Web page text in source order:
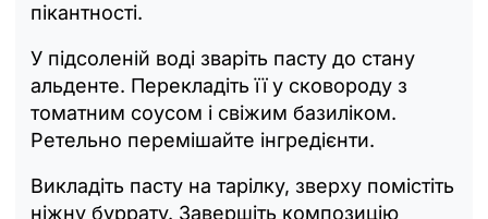
пікантності.
У підсоленій воді зваріть пасту до стану
альденте. Перекладіть її у сковороду з
томатним соусом і свіжим базиліком.
Ретельно перемішайте інгредієнти.
Викладіть пасту на тарілку, зверху помістіть
ніжну буррату. Завершіть композицію